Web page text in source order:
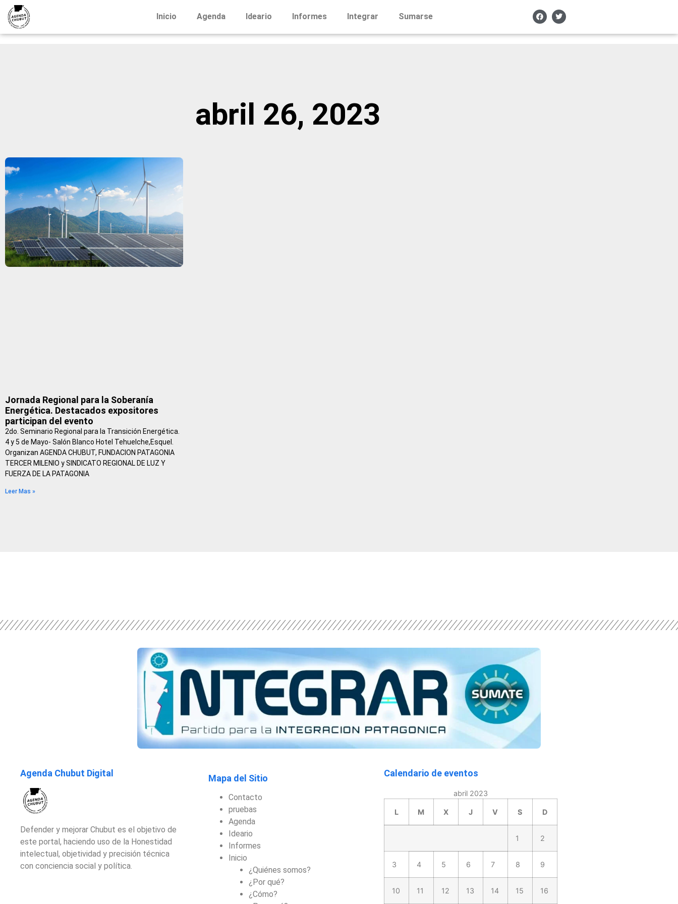
Inicio Agenda Ideario Informes Integrar Sumarse
abril 26, 2023
Jornada Regional para la Soberanía
Energética. Destacados expositores
participan del evento
2do. Seminario Regional para la Transición Energética.
4 y 5 de Mayo- Salón Blanco Hotel Tehuelche,Esquel.
Organizan AGENDA CHUBUT, FUNDACION PATAGONIA
TERCER MILENIO y SINDICATO REGIONAL DE LUZ Y
FUERZA DE LA PATAGONIA
Leer Mas »
Agenda Chubut Digital
Defender y mejorar Chubut es el objetivo de
este portal, haciendo uso de la Honestidad
intelectual, objetividad y precisión técnica
con conciencia social y política.
Mapa del Sitio
Contacto
pruebas
Agenda
Ideario
Informes
Inicio
¿Quiénes somos?
¿Por qué?
¿Cómo?
Calendario de eventos
abril 2023
L M X J V S D
1 2
3 4 5 6 7 8 9
10 11 12 13 14 15 16